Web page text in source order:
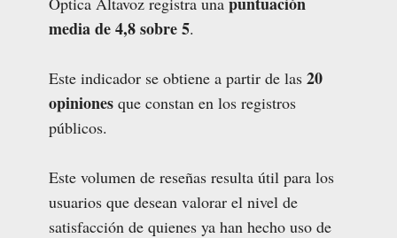
media de 4,8 sobre 5.
Este indicador se obtiene a partir de las 20
opiniones que constan en los registros
públicos.
Este volumen de reseñas resulta útil para los
usuarios que desean valorar el nivel de
satisfacción de quienes ya han hecho uso de